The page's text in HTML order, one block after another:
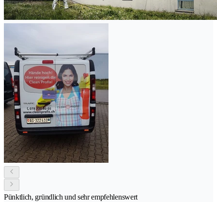
Pünktlich, gründlich und sehr empfehlenswert